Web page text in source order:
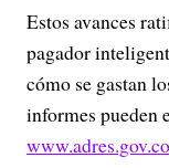
Estos avances
pagador
cómo se gastan
informes pueden